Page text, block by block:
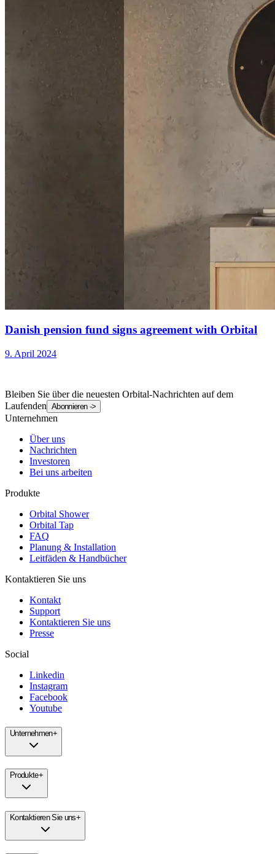
Danish pension fund signs agreement with Orbital
9. April 2024
Bleiben Sie über die neuesten Orbital-Nachrichten auf dem
Laufenden
Abonnieren ->
Unternehmen
Über uns
Nachrichten
Investoren
Bei uns arbeiten
Produkte
Orbital Shower
Orbital Tap
FAQ
Planung & Installation
Leitfäden & Handbücher
Kontaktieren Sie uns
Kontakt
Support
Kontaktieren Sie uns
Presse
Social
Linkedin
Instagram
Facebook
Youtube
Unternehmen+
Produkte+
Kontaktieren Sie uns+